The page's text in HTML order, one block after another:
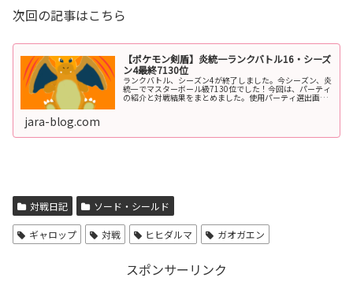
次回の記事はこちら
【ポケモン剣盾】炎統一ランクバトル16・シーズ
ン4最終7130位
ランクバトル、シーズン4が終了しました。今シーズン、炎
統一でマスターボール級7130位でした！今回は、パーティ
の紹介と対戦結果をまとめました。使用パーティ選出画面
jara-blog.com
対戦日記 ソード・シールド
ギャロップ 対戦 ヒヒダルマ ガオガエン
スポンサーリンク